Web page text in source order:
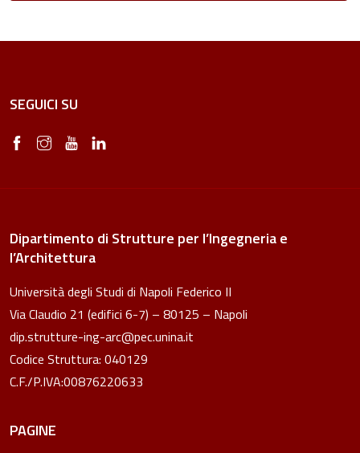
SEGUICI SU
Dipartimento di Strutture per l’Ingegneria e
l’Architettura
Università degli Studi di Napoli Federico II
Via Claudio 21 (edifici 6-7) – 80125 – Napoli
dip.strutture-ing-arc@pec.unina.it
Codice Struttura: 040129
C.F./P.IVA:00876220633
PAGINE